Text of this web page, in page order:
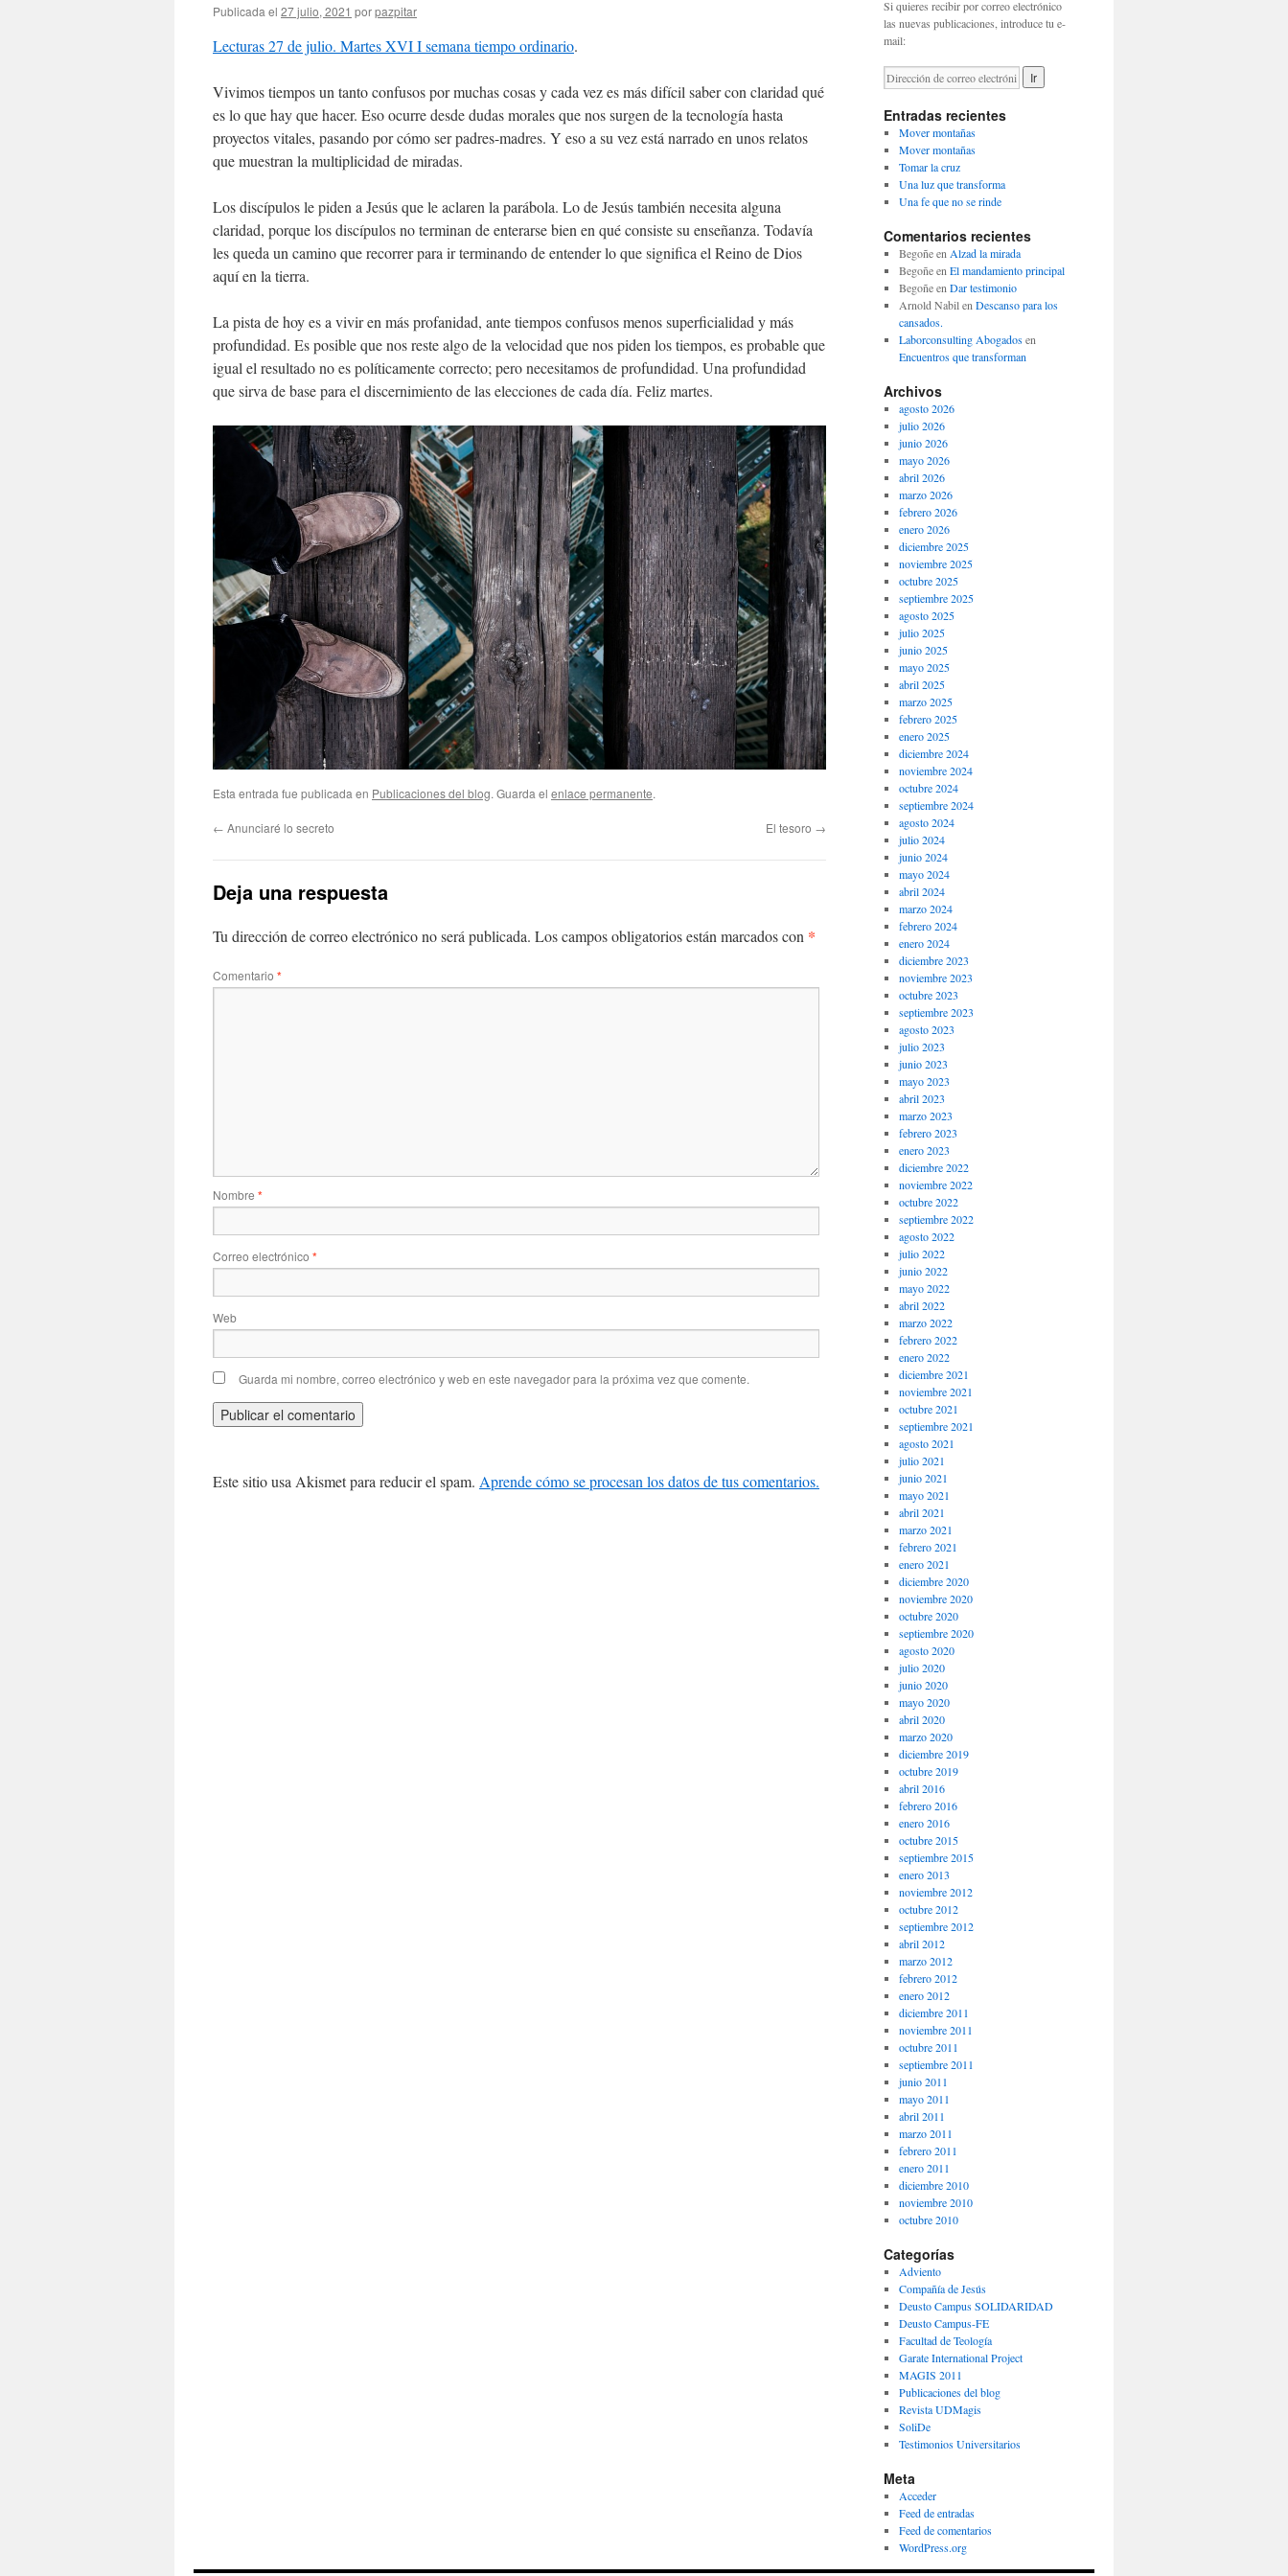
Publicada el 27 julio, 2021 porpazpitar
Lecturas 27 de julio. Martes XVI I semana tiempo ordinario.
Vivimos tiempos un tanto confusos por muchas cosas y cada vez es más difícil saber con claridad qué
es lo que hay que hacer. Eso ocurre desde dudas morales que nos surgen de la tecnología hasta
proyectos vitales, pasando por cómo ser padres-madres. Y eso a su vez está narrado en unos relatos
que muestran la multiplicidad de miradas.
Los discípulos le piden a Jesús que le aclaren la parábola. Lo de Jesús también necesita alguna
claridad, porque los discípulos no terminan de enterarse bien en qué consiste su enseñanza. Todavía
les queda un camino que recorrer para ir terminando de entender lo que significa el Reino de Dios
aquí en la tierra.
La pista de hoy es a vivir en más profanidad, ante tiempos confusos menos superficialidad y más
profundidad. Es posible que nos reste algo de la velocidad que nos piden los tiempos, es probable que
igual el resultado no es políticamente correcto; pero necesitamos de profundidad. Una profundidad
que sirva de base para el discernimiento de las elecciones de cada día. Feliz martes.
Esta entrada fue publicada en Publicaciones del blog. Guarda el enlace permanente.
← Anunciaré lo secreto El tesoro →
Deja una respuesta
Tu dirección de correo electrónico no será publicada. Los campos obligatorios están marcados con *
Comentario *
Nombre *
Correo electrónico *
Web
Guarda mi nombre, correo electrónico y web en este navegador para la próxima vez que comente.
Este sitio usa Akismet para reducir el spam. Aprende cómo se procesan los datos de tus comentarios.
Si quieres recibir por correo electrónico
las nuevas publicaciones, introduce tu e-
mail:
Entradas recientes
Mover montañas
Mover montañas
Tomar la cruz
Una luz que transforma
Una fe que no se rinde
Comentarios recientes
Begoñeen Alzad la mirada
Begoñeen El mandamiento principal
Begoñeen Dar testimonio
Arnold Nabilen Descanso para los
cansados.
Laborconsulting Abogadosen
Encuentros que transforman
Archivos
agosto 2026
julio 2026
junio 2026
mayo 2026
abril 2026
marzo 2026
febrero 2026
enero 2026
diciembre 2025
noviembre 2025
octubre 2025
septiembre 2025
agosto 2025
julio 2025
junio 2025
mayo 2025
abril 2025
marzo 2025
febrero 2025
enero 2025
diciembre 2024
noviembre 2024
octubre 2024
septiembre 2024
agosto 2024
julio 2024
junio 2024
mayo 2024
abril 2024
marzo 2024
febrero 2024
enero 2024
diciembre 2023
noviembre 2023
octubre 2023
septiembre 2023
agosto 2023
julio 2023
junio 2023
mayo 2023
abril 2023
marzo 2023
febrero 2023
enero 2023
diciembre 2022
noviembre 2022
octubre 2022
septiembre 2022
agosto 2022
julio 2022
junio 2022
mayo 2022
abril 2022
marzo 2022
febrero 2022
enero 2022
diciembre 2021
noviembre 2021
octubre 2021
septiembre 2021
agosto 2021
julio 2021
junio 2021
mayo 2021
abril 2021
marzo 2021
febrero 2021
enero 2021
diciembre 2020
noviembre 2020
octubre 2020
septiembre 2020
agosto 2020
julio 2020
junio 2020
mayo 2020
abril 2020
marzo 2020
diciembre 2019
octubre 2019
abril 2016
febrero 2016
enero 2016
octubre 2015
septiembre 2015
enero 2013
noviembre 2012
octubre 2012
septiembre 2012
abril 2012
marzo 2012
febrero 2012
enero 2012
diciembre 2011
noviembre 2011
octubre 2011
septiembre 2011
junio 2011
mayo 2011
abril 2011
marzo 2011
febrero 2011
enero 2011
diciembre 2010
noviembre 2010
octubre 2010
Categorías
Adviento
Compañía de Jesús
Deusto Campus SOLIDARIDAD
Deusto Campus-FE
Facultad de Teología
Garate International Project
MAGIS 2011
Publicaciones del blog
Revista UDMagis
SoliDe
Testimonios Universitarios
Meta
Acceder
Feed de entradas
Feed de comentarios
WordPress.org